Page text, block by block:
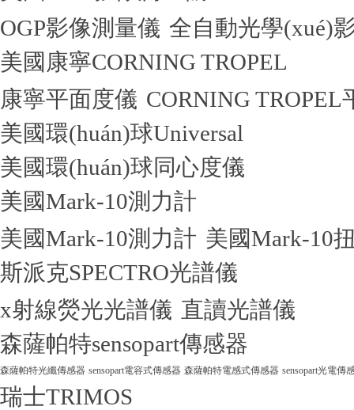
OGP影像測量儀 全自動光學(xué)
美國康寧CORNING TROPEL
康寧平面度儀 CORNING TROPEL
美國環(huán)球Universal
美國環(huán)球同心度儀
美國Mark-10測力計
美國Mark-10測力計 美國Mark-10
斯派克SPECTRO光譜儀
x射線熒光光譜儀 直讀光譜儀
森薩帕特sensopart傳感器
森薩帕特光纖傳感器 sensopart電容式傳感器 森薩帕特電感式傳感器 sensopart光電傳
瑞士TRIMOS